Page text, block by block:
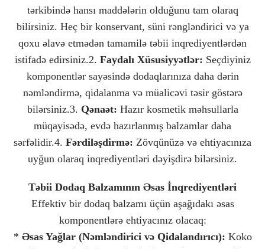
tərkibində hansı maddələrin olduğunu tam olaraq
bilirsiniz. Heç bir konservant, süni rəngləndirici və ya
qoxu əlavə etmədən tamamilə təbii inqrediyentlərdən
istifadə edirsiniz.2. Faydalı Xüsusiyyətlər: Seçdiyiniz
komponentlər sayəsində dodaqlarınıza daha dərin
nəmləndirmə, qidalanma və müalicəvi təsir göstərə
bilərsiniz.3. Qənaət: Hazır kosmetik məhsullarla
müqayisədə, evdə hazırlanmış balzamlar daha
sərfəlidir.4. Fərdiləşdirmə: Zövqünüzə və ehtiyacınıza
uyğun olaraq inqrediyentləri dəyişdirə bilərsiniz.
Təbii Dodaq Balzamının Əsas İnqrediyentləri
Effektiv bir dodaq balzamı üçün aşağıdakı əsas
komponentlərə ehtiyacınız olacaq:
* Əsas Yağlar (Nəmləndirici və Qidalandırıcı): Koko